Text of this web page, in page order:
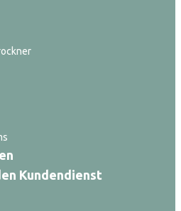
Kundendienst